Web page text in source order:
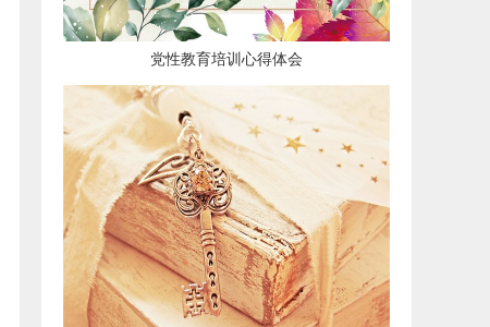
党性教育培训心得体会